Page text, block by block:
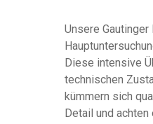
Unsere
Diese intensive
technischen
kümmern sich
Detail und